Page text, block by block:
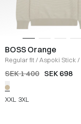
BOSS Orange
Regular fit/ Aspoki Stick /
SEK 1 400 SEK 698
XXL 3XL